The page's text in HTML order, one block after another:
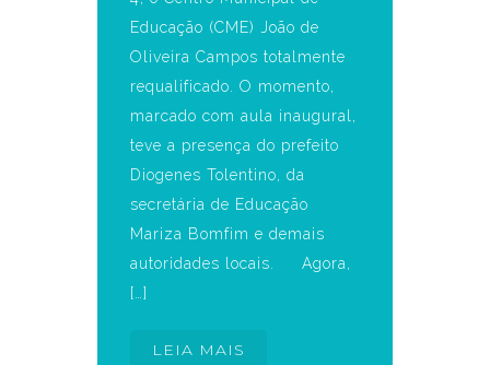
Educação (CME) João de
Oliveira Campos totalmente
requalificado. O momento,
marcado com aula inaugural,
teve a presença do prefeito
Diogenes Tolentino, da
secretária de Educação
Mariza Bomfim e demais
autoridades locais. Agora,
[…]
LEIA MAIS